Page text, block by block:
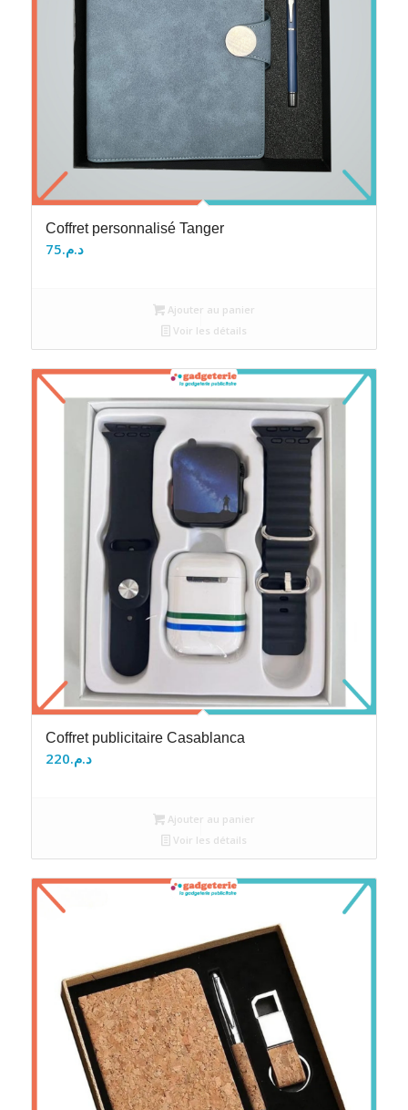
Coffret personnalisé Tanger
د.م.75
Ajouter au panier
Voir les détails
Coffret publicitaire Casablanca
د.م.220
Ajouter au panier
Voir les détails